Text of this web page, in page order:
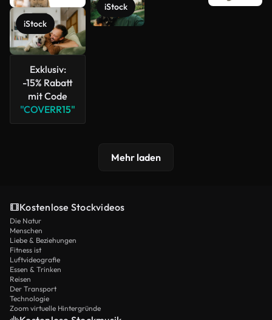
iStock
Exklusiv:
-15% Rabatt
mit Code
"COVERR15"
iStock
Mehr laden
Kostenlose Stockvideos
Die Natur
Menschen
Liebe & Beziehungen
Fitness ist
Luftvideografie
Essen & Trinken
Reisen
Der Transport
Technologie
Zoom virtuelle Hintergründe